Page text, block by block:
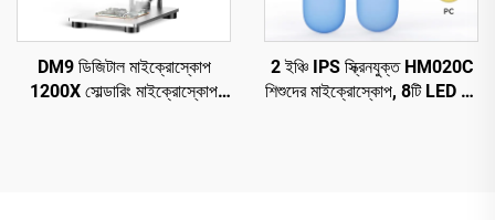
DM9 ডিজিটাল মাইক্রোস্কোপ
1200X সোল্ডারিং মাইক্রোস্কোপ
2 ইঞ্চি IPS স্ক্রিনযুক্ত HM020C
শিশুদের মাইক্রোস্কোপ, 8টি LED সহ